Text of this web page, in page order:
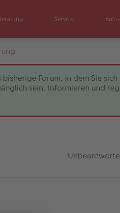
Service
Forum, in dem Sie
sein. Informieren und